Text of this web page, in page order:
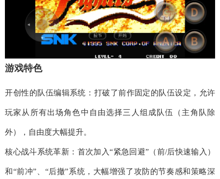
​​游戏特色​​
​​开创性的队伍编辑系统​​：打破了前作固定的队伍设定，允许
玩家从所有出场角色中自由选择三人组成队伍（主角队除
外），自由度大幅提升。
​​核心战斗系统革新​​：首次加入“紧急回避”（前/后快速输入）
和“前冲”、“后撤”系统，大幅增强了攻防的节奏感和策略深